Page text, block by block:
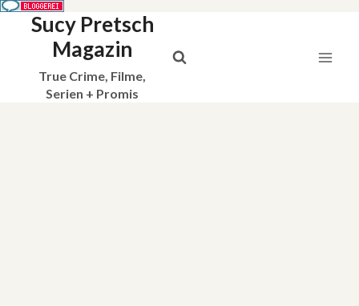
Sucy Pretsch
Magazin
True Crime, Filme,
Serien + Promis